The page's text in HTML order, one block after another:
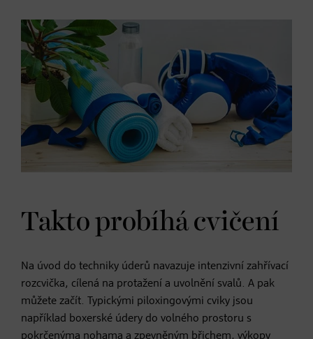
Takto probíhá cvičení
Na úvod do techniky úderů navazuje intenzivní zahřívací
rozcvička, cílená na protažení a uvolnění svalů. A pak
můžete začít. Typickými piloxingovými cviky jsou
například boxerské údery do volného prostoru s
pokrčenýma nohama a zpevněným břichem, výkopy